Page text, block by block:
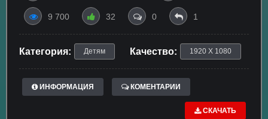
9 700 32 0 1
Категория: Детям Качество: 1920 X 1080
ИНФОРМАЦИЯ КОМЕНТАРИИ
СКАЧАТЬ